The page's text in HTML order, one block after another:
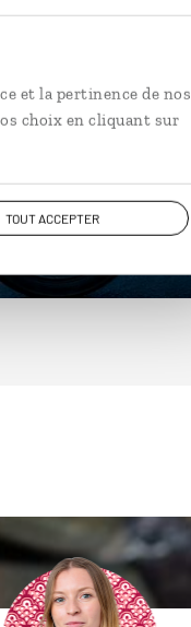
et la pertinence de nos
choix en cliquant sur
TOUT ACCEPTER